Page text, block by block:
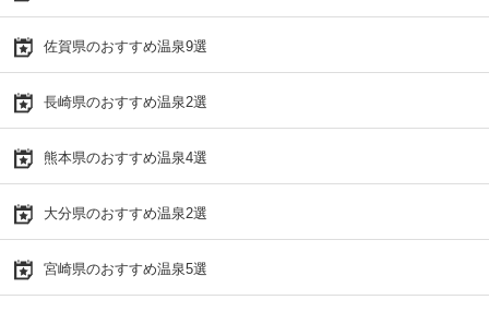
佐賀県のおすすめ温泉9選
長崎県のおすすめ温泉2選
熊本県のおすすめ温泉4選
大分県のおすすめ温泉2選
宮崎県のおすすめ温泉5選